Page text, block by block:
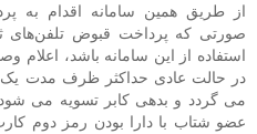
از طریق همین سامانه اقدام به
صورتی که پرداخت قبوض تلفن‌های
استفاده از این سامانه باشد، اعلام
در حالت عادی حداکثر ظرف مدت یک
می گردد و بدهی کابر تسویه می
عضو شتاب با دارا بودن رمز دوم